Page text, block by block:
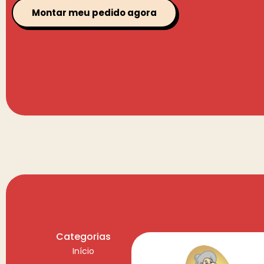
Montar meu pedido agora
Categorias
Início